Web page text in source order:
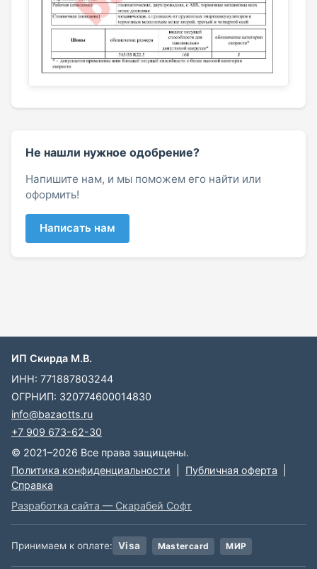
Не нашли нужное одобрение?
Напишите нам, и мы поможем его найти или
оформить!
Написать нам
ИП Скирда М.В.
ИНН: 771887803244
ОГРНИП: 320774600014830
info@bazaotts.ru
+7 909 673-62-30
© 2021–2026 Все права защищены.
Политика конфиденциальности
Публичная оферта
Справка
Разработка сайта — Скарабей Софт
Принимаем к оплате: Visa Mastercard МИР